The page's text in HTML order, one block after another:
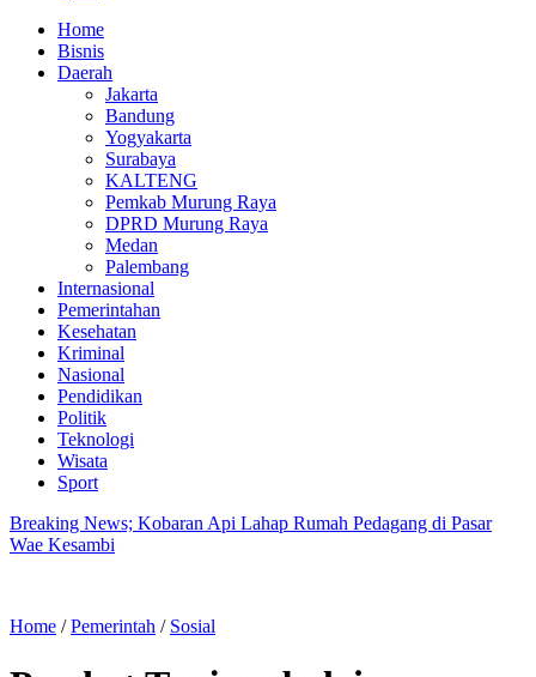
Home
Bisnis
Daerah
Jakarta
Bandung
Yogyakarta
Surabaya
KALTENG
Pemkab Murung Raya
DPRD Murung Raya
Medan
Palembang
Internasional
Pemerintahan
Kesehatan
Kriminal
Nasional
Pendidikan
Politik
Teknologi
Wisata
Sport
Breaking News; Kobaran Api Lahap Rumah Pedagang di Pasar
Wae Kesambi
Home /Pemerintah / Sosial